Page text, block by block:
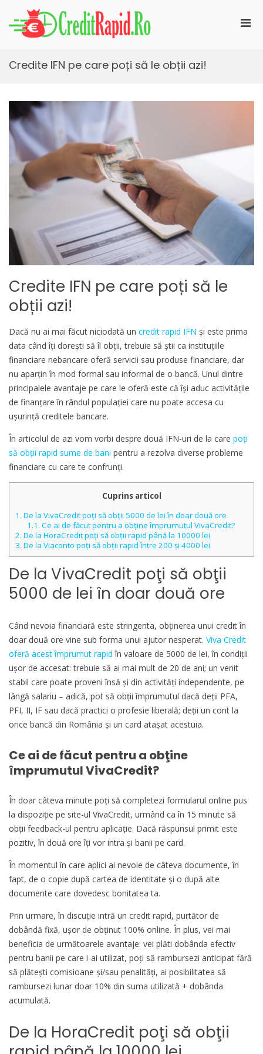
content
CreditRapid.ro
Credite IFN pe care poți să le obții azi!
Credite IFN pe care poți să le
obții azi!
Dacă nu ai mai făcut niciodată un credit rapid IFN și este prima
data când îți dorești să îl obții, trebuie să ştii ca instituțiile
financiare nebancare oferă servicii sau produse financiare, dar
nu aparțin în mod formal sau informal de o bancă. Unul dintre
principalele avantaje pe care le oferă este că își aduc activitățile
de finanțare în rândul populației care nu poate accesa cu
ușurință creditele bancare.
În articolul de azi vom vorbi despre două IFN-uri de la care poţi
să obţii rapid sume de bani pentru a rezolva diverse probleme
financiare cu care te confrunţi.
Cuprins articol
1. De la VivaCredit poţi să obţii 5000 de lei în doar două ore
1.1. Ce ai de făcut pentru a obţine împrumutul VivaCredit?
2. De la HoraCredit poţi să obţii rapid până la 10000 lei
3. De la Viaconto poţi să obţii rapid între 200 și 4000 lei
De la VivaCredit poţi să obţii
5000 de lei în doar două ore
Când nevoia financiară este stringenta, obţinerea unui credit în
doar două ore vine sub forma unui ajutor nesperat. Viva Credit
oferă acest împrumut rapid în valoare de 5000 de lei, în condiţii
uşor de accesat: trebuie să ai mai mult de 20 de ani; un venit
stabil care poate proveni însă şi din activităţi independente, pe
lângă salariu – adică, pot să obţii împrumutul dacă deţii PFA,
PFI, II, IF sau dacă practici o profesie liberală; deţii un cont la
orice bancă din România şi un card atașat acestuia.
Ce ai de făcut pentru a obţine
împrumutul VivaCredit?
În doar câteva minute poţi să completezi formularul online pus
la dispoziţie pe site-ul VivaCredit, urmând ca în 15 minute să
obţii feedback-ul pentru aplicaţie. Dacă răspunsul primit este
pozitiv, în două ore îţi vor intra şi banii pe card.
În momentul în care aplici ai nevoie de câteva documente, în
fapt, de o copie după cartea de identitate şi o după alte
documente care dovedesc bonitatea ta.
Prin urmare, în discuţie intră un credit rapid, purtător de
dobândă fixă, uşor de obţinut 100% online. În plus, vei mai
beneficia de următoarele avantaje: vei plăti dobânda efectiv
pentru banii pe care i-ai utilizat, poţi să rambursezi anticipat fără
să plăteşti comisioane şi/sau penalităţi, ai posibilitatea să
rambursezi lunar doar 10% din suma utilizată + dobânda
acumulată.
De la HoraCredit poţi să obţii